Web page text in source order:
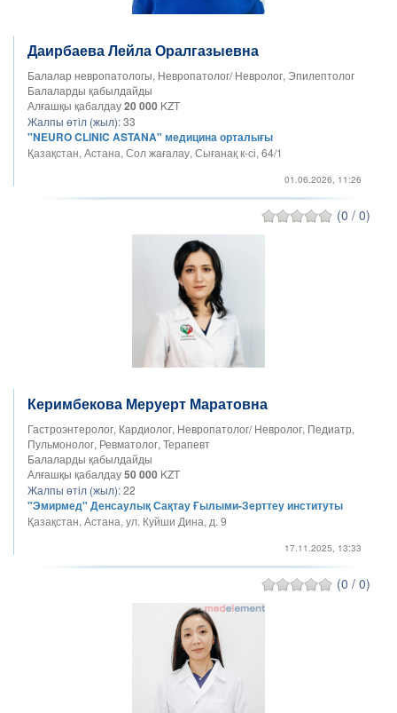
Даирбаева Лейла Оралгазыевна
Балалар невропатологы, Невропатолог/ Невролог, Эпилептолог
Балаларды қабылдайды
Алғашқы қабалдау20 000 KZT
Жалпы өтіл (жыл):33
"NEURO CLINIC ASTANA" медицина орталығы
Қазақстан, Астана, Сол жағалау, Сығанақ к-сі, 64/1
01.06.2026, 11:26
(0 / 0)
Керимбекова Меруерт Маратовна
Гастроэнтеролог, Кардиолог, Невропатолог/ Невролог, Педиатр,
Пульмонолог, Ревматолог, Терапевт
Балаларды қабылдайды
Алғашқы қабалдау50 000 KZT
Жалпы өтіл (жыл):22
"Эмирмед" Денсаулық Сақтау Ғылыми-Зерттеу институты
Қазақстан, Астана, ул. Куйши Дина, д. 9
17.11.2025, 13:33
(0 / 0)